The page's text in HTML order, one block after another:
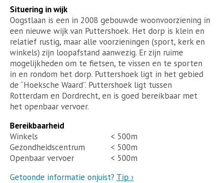
Situering in wijk
Oogstlaan is een in 2008 gebouwde woonvoorziening in
een nieuwe wijk van Puttershoek. Het dorp is klein en
relatief rustig, maar alle voorzieningen (sport, kerk en
winkels) zijn loopafstand aanwezig. Er zijn ruime
mogelijkheden om te fietsen, te vissen en te sporten
in en rondom het dorp. Puttershoek ligt in het gebied
de “Hoeksche Waard”. Puttershoek ligt tussen
Rotterdam en Dordrecht, en is goed bereikbaar met
het openbaar vervoer.
Bereikbaarheid
Winkels
< 500m
Gezondheidscentrum
< 500m
Openbaar vervoer
< 500m
Getoonde informatie onjuist? Tip ›